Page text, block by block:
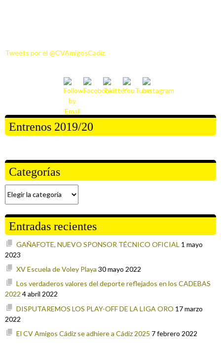
Tweets por el @CVAmigosCadiz.
Entrenos 2019/20
Categorías
Entradas recientes
GAÑAFOTE, NUEVO SPONSOR TÉCNICO OFICIAL 1 mayo
2023
XV Escuela de Voley Playa 30 mayo 2022
Los verdaderos valores del deporte reflejados en los CADEBAS
2022 4 abril 2022
DISPUTAREMOS LOS PLAY-OFF DE LA LIGA ORO 17 marzo
2022
El CV Amigos Cádiz se adhiere a Cádiz 2025 7 febrero 2022